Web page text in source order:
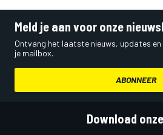
Meld je aan voor onze
Ontvang het laatste nieuws, updates
je mailbox.
ABONNEER
Download